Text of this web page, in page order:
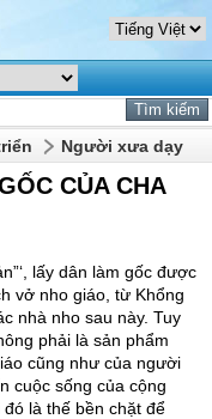
Người xưa dạy
CỦA CHA
lấy dân làm gốc được
vở nho giáo, từ Khổng
nhà nho sau này. Tuy
phải là sản phẩm
cũng như của người
cuộc sống của cộng
là thế bền chặt để